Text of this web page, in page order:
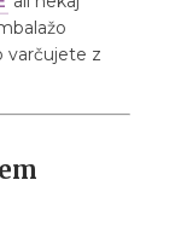
varčujete z